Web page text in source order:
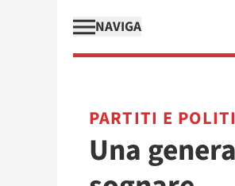
NAVIGA
PARTITI E
Una